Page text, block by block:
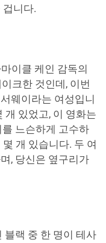
겁니다.
이클 케인 감독의
크한 것인데, 이번
웨이라는 여성입니
개 있었고, 이 영화는
느슨하게 고수하
개 있습니다. 두 여
, 당신은 옆구리가
블랙 중 한 명이 테사